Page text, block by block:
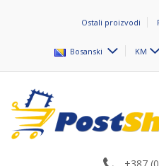
Ostali proizvodi
Bosanski KM